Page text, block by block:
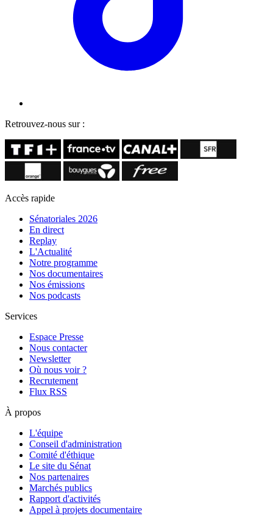
Retrouvez-nous sur :
Accès rapide
Sénatoriales 2026
En direct
Replay
L'Actualité
Notre programme
Nos documentaires
Nos émissions
Nos podcasts
Services
Espace Presse
Nous contacter
Newsletter
Où nous voir ?
Recrutement
Flux RSS
À propos
L'équipe
Conseil d'administration
Comité d'éthique
Le site du Sénat
Nos partenaires
Marchés publics
Rapport d'activités
Appel à projets documentaire